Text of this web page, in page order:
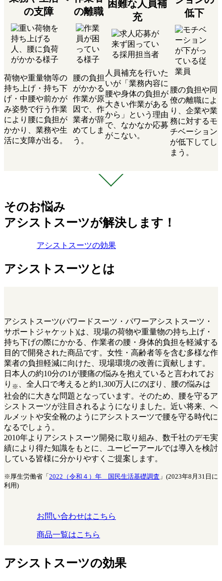
の支障
荷物や重量物等の
持ち上げ・持ち下
げ・中腰や前かが
み姿勢で行う作業
により腰に負担が
かかり、業務や生
活に支障が出る。
の離職
腰の負担
がかかる
作業が原
因で、作
業者が辞
めてしま
う。
困難な人員補
充
人員補充を行いた
いが「業務内容に
腰や身体の負担が
大きい作業がある
から」という理由
で、なかなか応募
がこない。
低下
腰の負担や同
僚の離職によ
り、企業や業
務に対するモ
チベーション
が低下してし
まう。
そのお悩み
アシストスーツが解決します！
アシストスーツの効果
アシストスーツとは
アシストスーツ(パワードスーツ・パワーアシストスーツ・
サポートジャケット)は、現場の荷物や重量物の持ち上げ・
持ち下げの際にかかる、作業者の腰・身体的負担を軽減する
目的で開発された商品です。女性・高齢者等を含む多様な作
業者の負担軽減に向けた、現場環境の改善に貢献します。
日本人の約10分の1が腰痛の悩みを抱えていると言われてお
り ※
、全人口で考えると約1,300万人にのぼり、腰の悩みは
社会的に大きな問題となっています。そのため、腰を守るア
シストスーツが注目されるようになりました。近い将来、ヘ
ルメットや安全靴のようにアシストスーツで腰を守る時代に
なるでしょう。
2010年よりアシストスーツ開発に取り組み、数千社のデモ実
績により得た知識をもとに、ユーピーアールでは導入を検討
している皆様に分かりやすくご提案します。
※厚生労働省「 2022（令和４）年 国民生活基礎調査 」(2023年8月31日に
利用)
お問い合わせはこちら
商品一覧はこちら
アシストスーツの効果